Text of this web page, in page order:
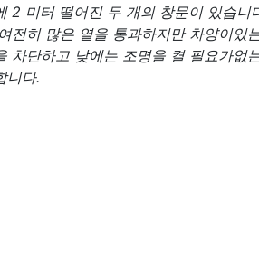
2 미터 떨어진 두 개의 창문이 있습니
전히 ​​많은 열을 통과하지만 차양이있
차단하고 낮에는 조명을 켤 필요가없
니다.